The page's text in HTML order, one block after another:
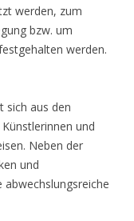
werden, zum
bzw. um
werden.
sich aus den
und
Neben der
und
abwechslungsreiche